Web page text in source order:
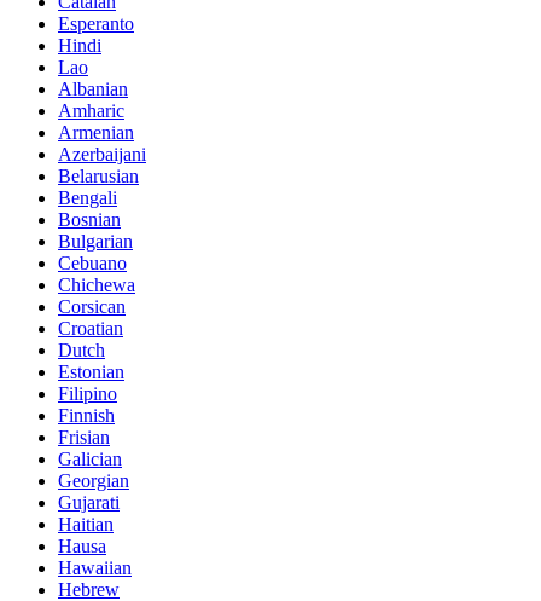
Esperanto
Hindi
Lao
Albanian
Amharic
Armenian
Azerbaijani
Belarusian
Bengali
Bosnian
Bulgarian
Cebuano
Chichewa
Corsican
Croatian
Dutch
Estonian
Filipino
Finnish
Frisian
Galician
Georgian
Gujarati
Haitian
Hausa
Hawaiian
Hebrew